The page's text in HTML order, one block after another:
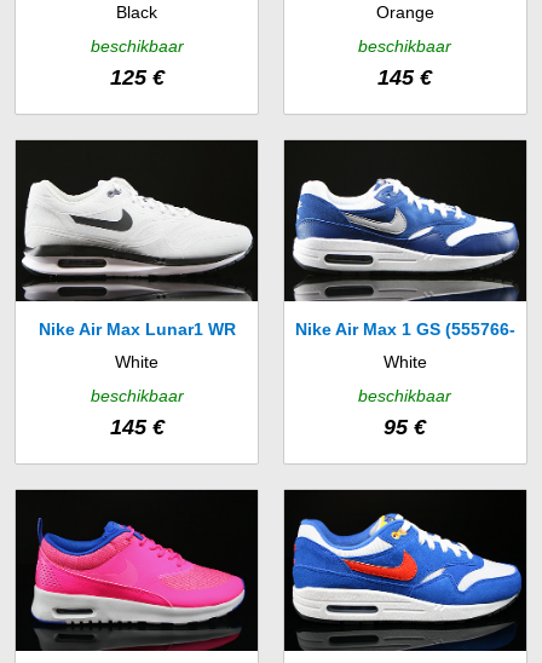
Black
beschikbaar
125 €
Moire (704995-800)
Orange
beschikbaar
145 €
Nike Air Max Lunar1 WR
White
beschikbaar
145 €
Nike Air Max 1 GS (555766-
White
beschikbaar
95 €